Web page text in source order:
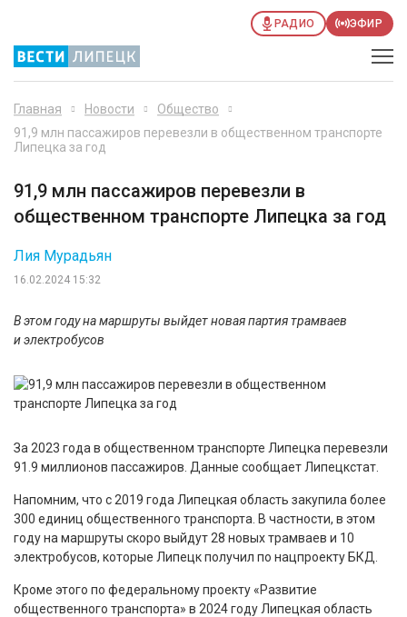
РАДИО ЭФИР
Главная Новости
Общество
91,9 млн пассажиров перевезли в общественном транспорте
Липецка за год
91,9 млн пассажиров перевезли в
общественном транспорте Липецка за год
16.02.2024 15:32
Лия Мурадьян
В этом году на маршруты выйдет новая партия трамваев
и электробусов
За 2023 года в общественном транспорте Липецка перевезли
91.9 миллионов пассажиров. Данные сообщает Липецкстат.
Напомним, что с 2019 года Липецкая область закупила более
300 единиц общественного транспорта. В частности, в этом
году на маршруты скоро выйдут 28 новых трамваев и 10
электробусов, которые Липецк получил по нацпроекту БКД.
Кроме этого по федеральному проекту «Развитие
общественного транспорта» в 2024 году Липецкая область